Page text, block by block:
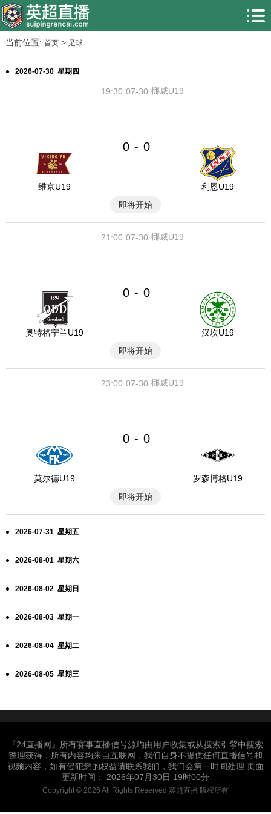
当前位置: 首页> 足球
2026-07-30 星期四
07-30
19:30 挪威U19
维京U19
0 - 0
利恩U19
即将开始
07-30
21:00 挪威U19
奥特格宁兰U19
0 - 0
汉坎U19
即将开始
07-30
23:00 挪威U19
莫尔德U19
0 - 0
罗森博格U19
即将开始
2026-07-31 星期五
2026-08-01 星期六
2026-08-02 星期日
2026-08-03 星期一
2026-08-04 星期二
2026-08-05 星期三
『24直播网』所有赛事直播信号源均由用户收集或从搜索引擎中搜索
整理获得，所有内容均来自互联网，我们自身不提供任何直播信号和
视频内容，如有侵犯您的权益请联系我们，我们会第一时间处理 页面
更新时间： 2026年07月30日 19时00分
Copyright © 2026 All Rights Reserved 英超直播 版权所有